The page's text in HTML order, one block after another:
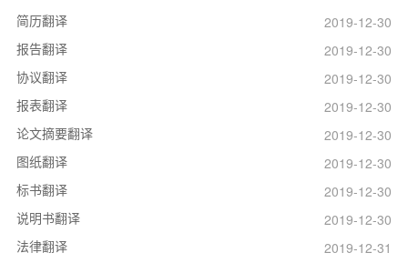
简历翻译
2019-12-30
报告翻译
2019-12-30
协议翻译
2019-12-30
报表翻译
2019-12-30
论文摘要翻译
2019-12-30
图纸翻译
2019-12-30
标书翻译
2019-12-30
说明书翻译
2019-12-30
法律翻译
2019-12-31